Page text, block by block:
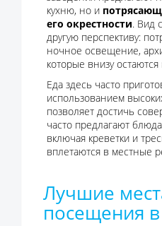
кухню, но и
его окрестности. Вид
другую перспективу:
ночное освещение,
которые внизу
Еда здесь часто
использованием
позволяет достичь
часто предлагают
включая креветки и
вплетаются в местные
Лучшие
посещения в